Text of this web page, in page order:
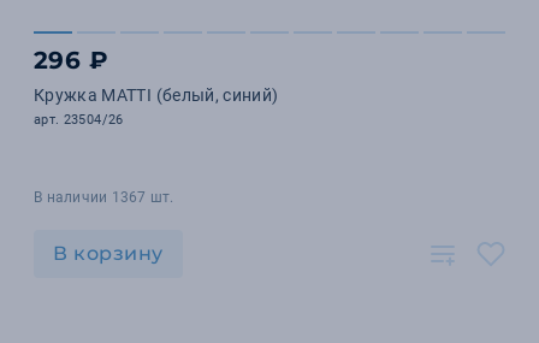
296 ₽
Кружка MATTI (белый, синий)
арт. 23504/26
В наличии 1367 шт.
В корзину